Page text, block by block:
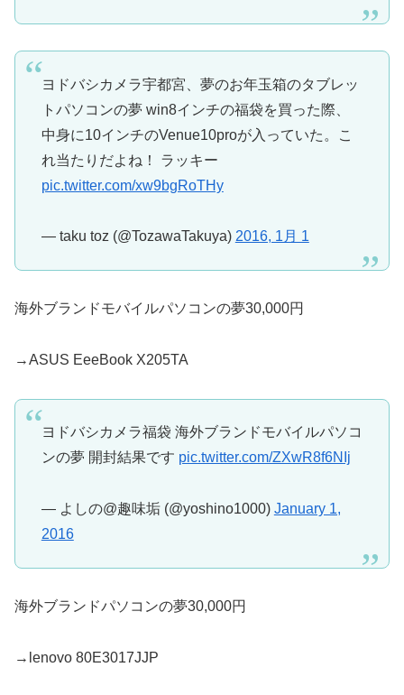
ヨドバシカメラ宇都宮、夢のお年玉箱のタブレッ
トパソコンの夢 win8インチの福袋を買った際、
中身に10インチのVenue10proが入っていた。こ
れ当たりだよね！ ラッキー
pic.twitter.com/xw9bgRoTHy
— taku toz (@TozawaTakuya) 2016, 1月 1
海外ブランドモバイルパソコンの夢30,000円
→ASUS EeeBook X205TA
ヨドバシカメラ福袋 海外ブランドモバイルパソコ
ンの夢 開封結果です pic.twitter.com/ZXwR8f6NIj
— よしの@趣味垢 (@yoshino1000) January 1,
2016
海外ブランドパソコンの夢30,000円
→lenovo 80E3017JJP